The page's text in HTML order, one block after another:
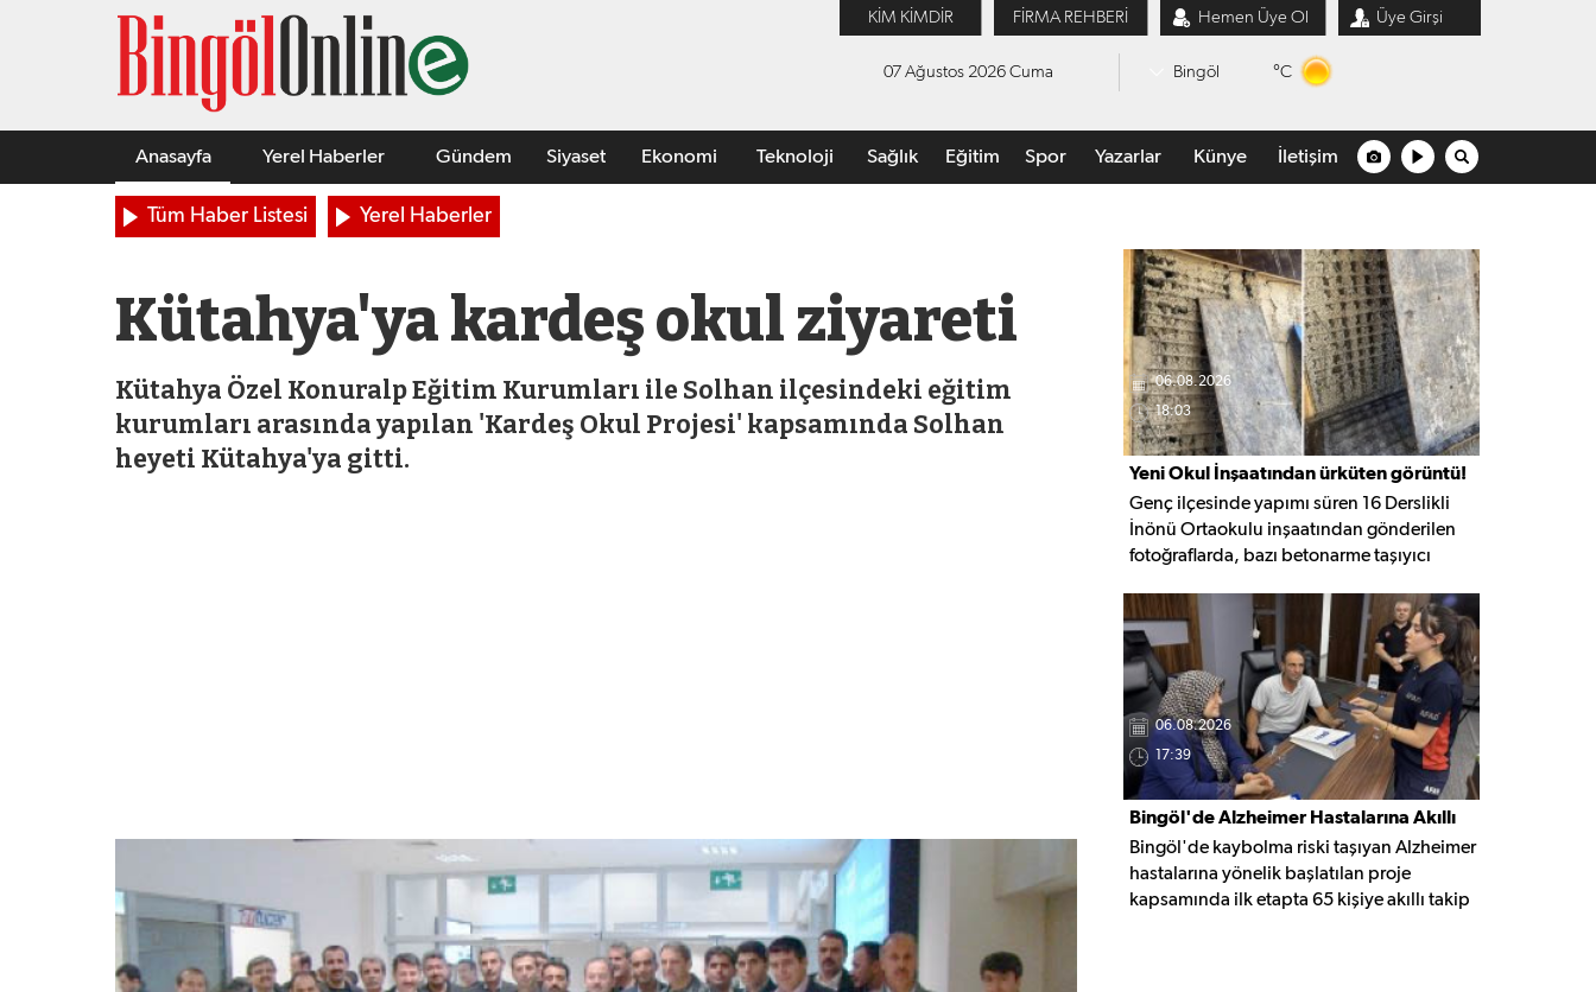
KİM KİMDİR FİRMA REHBERİ Hemen Üye Ol Üye Girşi
07 Ağustos 2026 Cuma Bingöl °C
Anasayfa Yerel Haberler Gündem Siyaset Ekonomi Teknoloji Sağlık Eğitim Spor Yazarlar Künye İletişim
Tüm Haber Listesi Yerel Haberler
Kütahya'ya kardeş okul ziyareti
Kütahya Özel Konuralp Eğitim Kurumları ile Solhan ilçesindeki eğitim
kurumları arasında yapılan 'Kardeş Okul Projesi' kapsamında Solhan
heyeti Kütahya'ya gitti.
06.08.2026
18:03
Yeni Okul İnşaatından ürküten görüntü!
Genç ilçesinde yapımı süren 16 Derslikli
İnönü Ortaokulu inşaatından gönderilen
fotoğraflarda, bazı betonarme taşıyıcı
donatı demirleri görülüyor. Görüntüler,
yapı kalitesine ilişkin soru işaretleri
oluştururken, yetkili kurumların teknik
inceleme yapması çağrısı yapıldı.
06.08.2026
17:39
Bingöl'de Alzheimer Hastalarına Akıllı
Takip Desteği
Bingöl'de kaybolma riski taşıyan Alzheimer
hastalarına yönelik başlatılan proje
kapsamında ilk etapta 65 kişiye akıllı takip